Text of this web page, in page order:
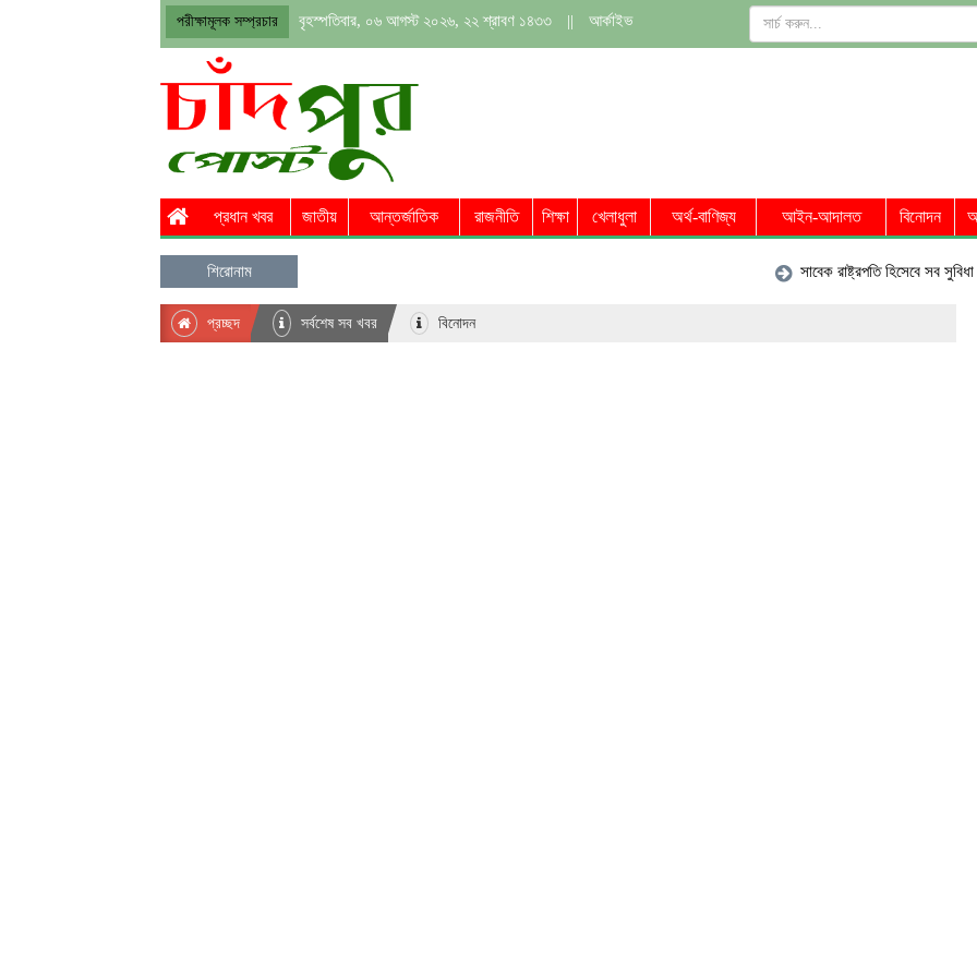
পরীক্ষামূলক সম্প্রচার বৃহস্পতিবার, ০৬ আগস্ট ২০২৬, ২২ শ্রাবণ ১৪৩৩ || আর্কাইভ
প্রধান খবর জাতীয় আন্তর্জাতিক রাজনীতি শিক্ষা খেলাধুলা অর্থ-বাণিজ্য আইন-আদালত বিনোদন
শিরোনাম সাবেক রাষ্ট্রপতি হিসেবে সব সুবিধা
প্রচ্ছদ সর্বশেষ সব খবর বিনোদন